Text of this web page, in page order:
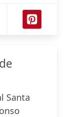
Santa